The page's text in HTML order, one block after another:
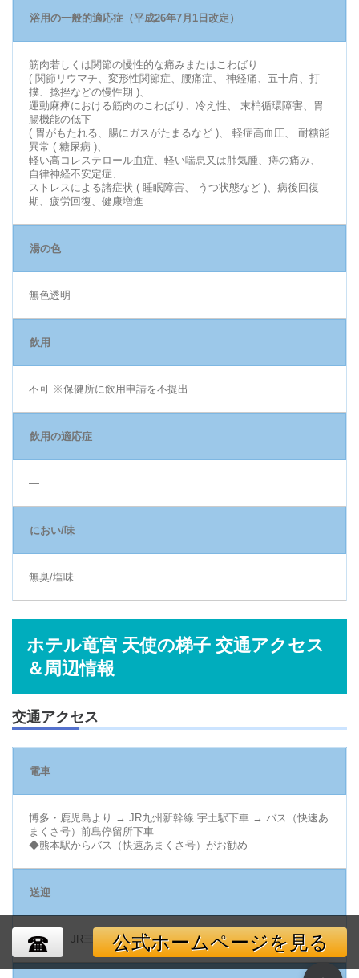
浴用の一般的適応症（平成26年7月1日改定）
筋肉若しくは関節の慢性的な痛みまたはこわばり
( 関節リウマチ、変形性関節症、腰痛症、 神経痛、五十肩、打
撲、捻挫などの慢性期 )、
運動麻痺における筋肉のこわばり、冷え性、 末梢循環障害、胃
腸機能の低下
( 胃がもたれる、腸にガスがたまるなど )、 軽症高血圧、 耐糖能
異常 ( 糖尿病 )、
軽い高コレステロール血症、軽い喘息又は肺気腫、痔の痛み、
自律神経不安定症、
ストレスによる諸症状 ( 睡眠障害、 うつ状態など )、病後回復
期、疲労回復、健康増進
湯の色
無色透明
飲用
不可 ※保健所に飲用申請を不提出
飲用の適応症
―
におい/味
無臭/塩味
ホテル竜宮 天使の梯子 交通アクセス
＆周辺情報
交通アクセス
電車
博多・鹿児島より → JR九州新幹線 宇土駅下車 → バス（快速あ
まくさ号）前島停留所下車
◆熊本駅からバス（快速あまくさ号）がお勧め
送迎
要予約 JR三角駅もしくは松島港から無料送迎あり
公式ホームページを見る